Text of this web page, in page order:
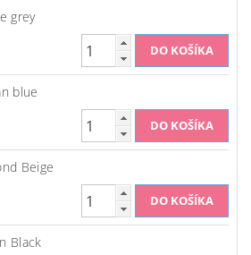
grey
blue
Beige
Black